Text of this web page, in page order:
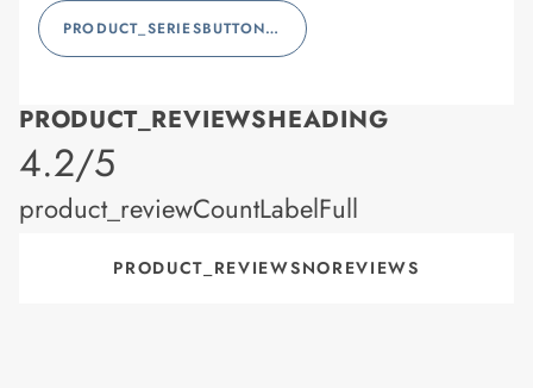
PRODUCT_SERIESBUTTONLABEL
PRODUCT_REVIEWSHEADING
product_rating
4.2/5
product_reviewCountLabelFull
PRODUCT_REVIEWSNOREVIEWS